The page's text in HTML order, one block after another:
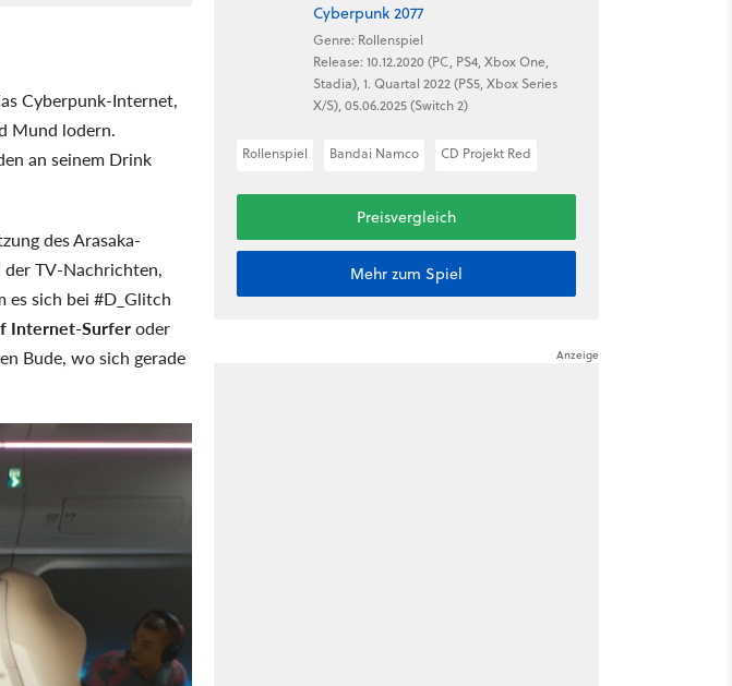
Cyberpunk-Internet,
Mund lodern.
an seinem Drink
des Arasaka-
der TV-Nachrichten,
sich bei #D_Glitch
Internet-Surferoder
Bude, wo sich gerade
Cyberpunk 2077
Genre: Rollenspiel
Release: 10.12.2020 (PC, PS4, Xbox One,
Stadia), 1. Quartal 2022 (PS5, Xbox Series
X/S), 05.06.2025 (Switch 2)
Rollenspiel Bandai Namco CD Projekt Red
Preisvergleich
Mehr zum Spiel